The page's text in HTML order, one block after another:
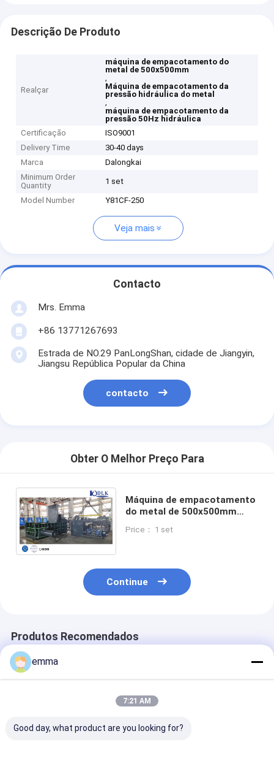
Descrição De Produto
Realçar
máquina de empacotamento do
metal de 500x500mm
,
Máquina de empacotamento da
pressão hidráulica do metal
,
máquina de empacotamento da
pressão 50Hz hidráulica
Certificação
ISO9001
Delivery Time
30-40 days
Marca
Dalongkai
Minimum Order
Quantity
1 set
Model Number Y81CF-250
Veja mais
Contacto
Mrs. Emma
+86 13771267693
Estrada de NO.29 PanLongShan, cidade de Jiangyin,
Jiangsu República Popular da China
contacto
Obter O Melhor Preço Para
Máquina de empacotamento
do metal de 500x500mm
hidráulico de ≤25MPa
Price： 1 set
Continue
Produtos Recomendados
emma
7:21 AM
Good day, what product are you looking for?